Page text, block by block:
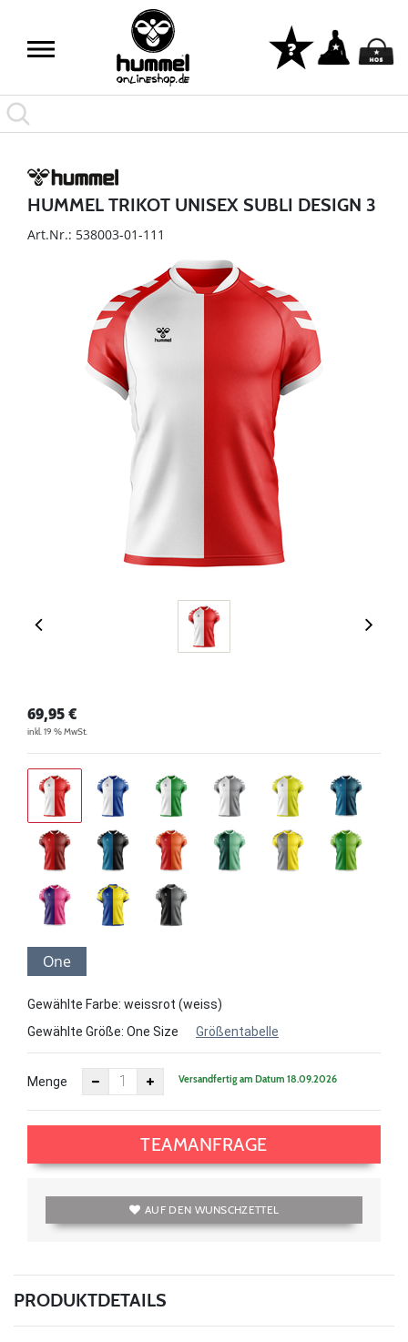
HUMMEL TRIKOT UNISEX SUBLI DESIGN 3
Art.Nr.: 538003-01-111
69,95€
inkl. 19 % MwSt.
One
Gewählte Farbe: weissrot (weiss)
Gewählte Größe: One Size Größentabelle
Menge Versandfertig am Datum 18.09.2026
TEAMANFRAGE
AUF DEN WUNSCHZETTEL
PRODUKTDETAILS